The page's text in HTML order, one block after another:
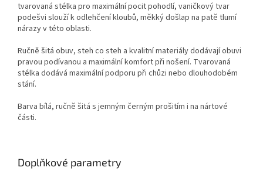
tvarovaná stélka pro maximální pocit pohodlí, vaničkový tvar
podešvi slouží k odlehčení kloubů, měkký došlap na patě tlumí
nárazy v této oblasti.
Ručně šitá obuv, steh co steh a kvalitní materiály dodávají obuvi
pravou podívanou a maximální komfort při nošení. Tvarovaná
stélka dodává maximální podporu při chůzi nebo dlouhodobém
stání.
Barva bílá, ručně šitá s jemným černým prošitím i na nártové
části.
Doplňkové parametry